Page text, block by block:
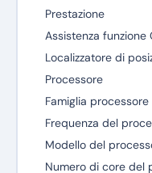
Prestazione
Assistenza funzione
Localizzatore di
Processore
Famiglia processore
Frequenza del
Modello del
Numero di core del